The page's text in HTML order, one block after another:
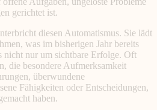
gerichtet ist.
diesen Automatismus. Sie lädt
was im bisherigen Jahr bereits
nicht nur um sichtbare Erfolge. Oft
die besondere Aufmerksamkeit
überwundene
Fähigkeiten oder Entscheidungen,
haben.